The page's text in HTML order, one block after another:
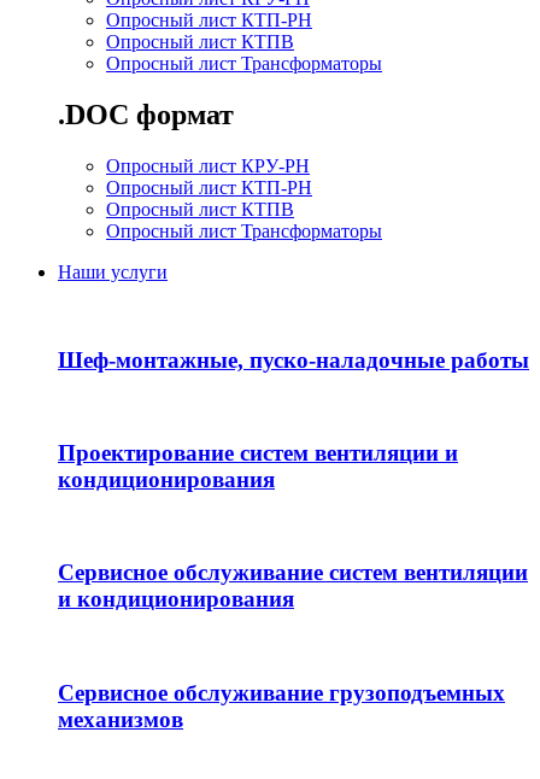
Опросный лист КТП-РН
Опросный лист КТПВ
Опросный лист Трансформаторы
.DOC формат
Опросный лист КРУ-РН
Опросный лист КТП-РН
Опросный лист КТПВ
Опросный лист Трансформаторы
Наши услуги
Шеф-монтажные, пуско-наладочные работы
Проектирование систем вентиляции и
кондиционирования
Сервисное обслуживание систем вентиляции
и кондиционирования
Сервисное обслуживание грузоподъемных
механизмов